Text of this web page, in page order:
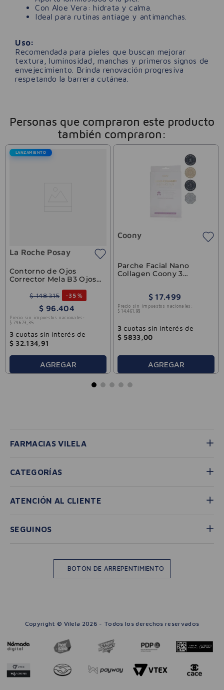
＋
Con Aloe Vera: hidrata y calma.
Ideal para rutinas antiage y antimanchas.
Uso:
Recomendada para pieles que buscan mejorar
textura, luminosidad, manchas y primeros signos de
envejecimiento. Brinda renovación progresiva
respetando la barrera cutánea.
Personas que compraron este producto
también compraron:
LANZAMIENTO
La Roche Posay
Contorno de Ojos
Corrector Mela B3 Ojos
$ 148.315 -35 %
$ 96.404
Precio sin impuestos nacionales:
$ 79.673 , 35
3cuotas sin interés de
$ 32.134 91
AGREGAR
Coony
Parche Facial Nano
Collagen Coony 3
$ 17.499
Precio sin impuestos nacionales:
$ 14.461 , 98
3cuotas sin interés de
$ 5833 00
AGREGAR
FARMACIAS VILELA
CATEGORÍAS
ATENCIÓN AL CLIENTE
SEGUINOS
BOTÓN DE ARREPENTIMIENTO
Copyright © Vilela 2026 - Todos los derechos reservados